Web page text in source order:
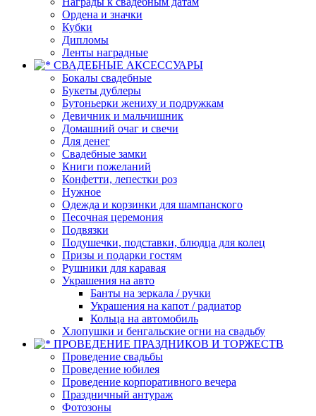
Ордена и значки
Кубки
Дипломы
Ленты наградные
СВАДЕБНЫЕ АКСЕССУАРЫ
Бокалы свадебные
Букеты дублеры
Бутоньерки жениху и подружкам
Девичник и мальчишник
Домашний очаг и свечи
Для денег
Свадебные замки
Книги пожеланий
Конфетти, лепестки роз
Нужное
Одежда и корзинки для шампанского
Песочная церемония
Подвязки
Подушечки, подставки, блюдца для колец
Призы и подарки гостям
Рушники для каравая
Украшения на авто
Банты на зеркала / ручки
Украшения на капот / радиатор
Кольца на автомобиль
Хлопушки и бенгальские огни на свадьбу
ПРОВЕДЕНИЕ ПРАЗДНИКОВ И ТОРЖЕСТВ
Проведение свадьбы
Проведение юбилея
Проведение корпоративного вечера
Праздничный антураж
Фотозоны